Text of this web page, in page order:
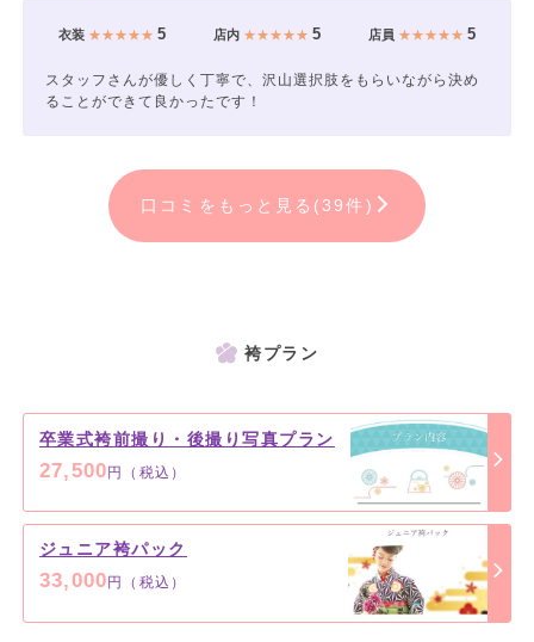
衣装★★★★★ 5 店内★★★★★ 5 店員 ★★★★★5
スタッフさんが優しく丁寧で、沢山選択肢をもらいながら決め
ることができて良かったです！
口コミをもっと見る(39件)
袴プラン
卒業式袴前撮り・後撮り写真プラン
27,500円（税込）
ジュニア袴パック
33,000 円（税込）